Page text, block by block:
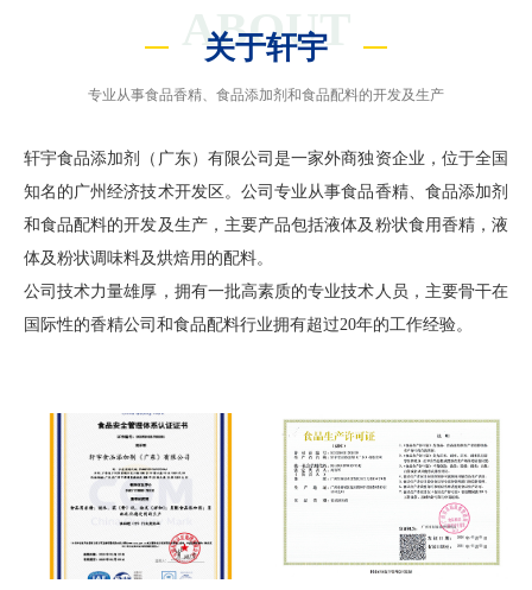
ABOUT
关于轩宇
专业从事食品香精、食品添加剂和食品配料的开发及生产
轩宇食品添加剂（广东）有限公司是一家外商独资企业，位于全国
知名的广州经济技术开发区。公司专业从事食品香精、食品添加剂
和食品配料的开发及生产，主要产品包括液体及粉状食用香精，液
体及粉状调味料及烘焙用的配料。
公司技术力量雄厚，拥有一批高素质的专业技术人员，主要骨干在
国际性的香精公司和食品配料行业拥有超过20年的工作经验。